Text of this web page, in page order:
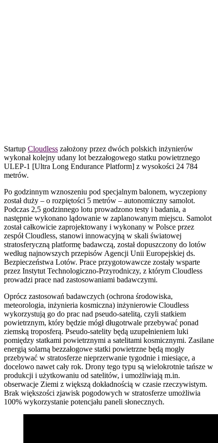
Startup Cloudless założony przez dwóch polskich inżynierów
wykonał kolejny udany lot bezzałogowego statku powietrznego
ULEP-1 [Ultra Long Endurance Platform] z wysokości 24 784
metrów.
Po godzinnym wznoszeniu pod specjalnym balonem, wyczepiony
został duży – o rozpiętości 5 metrów – autonomiczny samolot.
Podczas 2,5 godzinnego lotu prowadzono testy i badania, a
następnie wykonano lądowanie w zaplanowanym miejscu. Samolot
został całkowicie zaprojektowany i wykonany w Polsce przez
zespół Cloudless, stanowi innowacyjną w skali światowej
stratosferyczną platformę badawczą, został dopuszczony do lotów
według najnowszych przepisów Agencji Unii Europejskiej ds.
Bezpieczeństwa Lotów. Prace przygotowawcze zostały wsparte
przez Instytut Technologiczno-Przyrodniczy, z którym Cloudless
prowadzi prace nad zastosowaniami badawczymi.
Oprócz zastosowań badawczych (ochrona środowiska,
meteorologia, inżynieria kosmiczna) inżynierowie Cloudless
wykorzystują go do prac nad pseudo-satelitą, czyli statkiem
powietrznym, który będzie mógł długotrwale przebywać ponad
ziemską troposferą. Pseudo-satelity będą uzupełnieniem luki
pomiędzy statkami powietrznymi a satelitami kosmicznymi. Zasilane
energią solarną bezzałogowe statki powietrzne będą mogły
przebywać w stratosferze nieprzerwanie tygodnie i miesiące, a
docelowo nawet cały rok. Drony tego typu są wielokrotnie tańsze w
produkcji i użytkowaniu od satelitów, i umożliwiają m.in.
obserwacje Ziemi z większą dokładnością w czasie rzeczywistym.
Brak większości zjawisk pogodowych w stratosferze umożliwia
100% wykorzystanie potencjału paneli słonecznych.